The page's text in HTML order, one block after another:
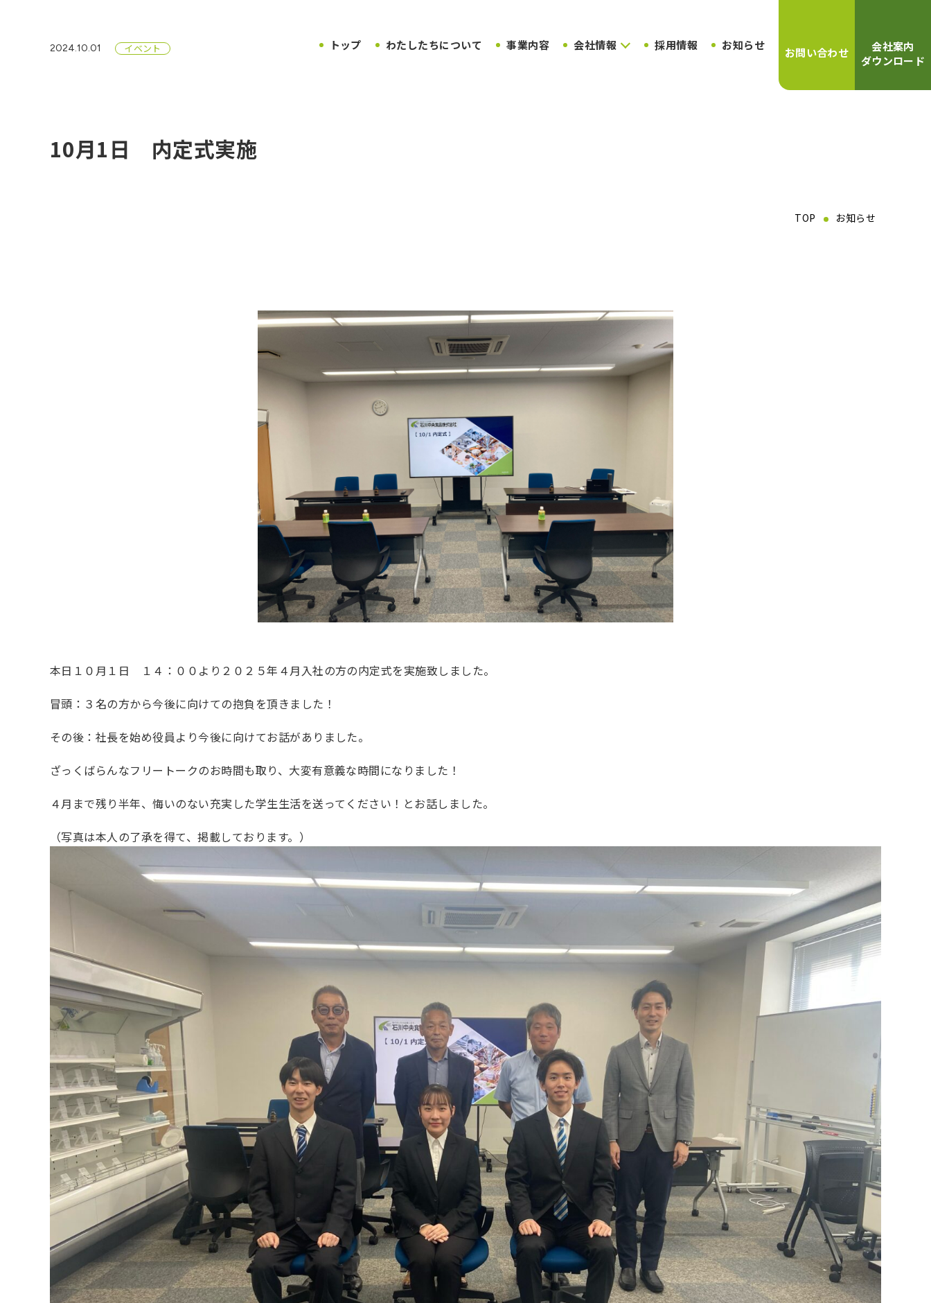
トップ わたしたちについて 事業内容 会社情報 採用情報 お知らせ
お問い合わせ
会社案内
ダウンロード
2024.10.01 イベント
10月1日 内定式実施
TOP お知らせ
本日１０月１日 １４：００より２０２５年４月入社の方の内定式を実施致しました。
冒頭：３名の方から今後に向けての抱負を頂きました！
その後：社長を始め役員より今後に向けてお話がありました。
ざっくばらんなフリートークのお時間も取り、大変有意義な時間になりました！
４月まで残り半年、悔いのない充実した学生生活を送ってください！とお話しました。
（写真は本人の了承を得て、掲載しております。）